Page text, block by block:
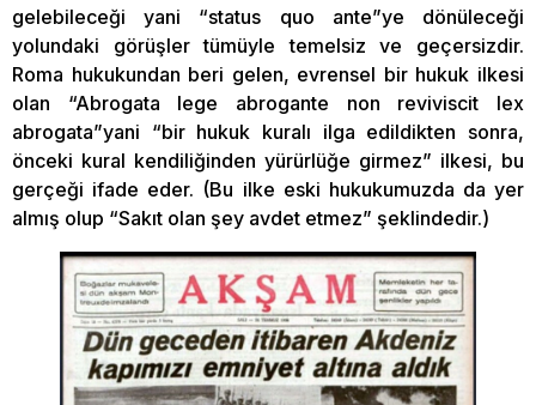
gelebileceği yani “status quo ante”ye dönüleceği
yolundaki görüşler tümüyle temelsiz ve geçersizdir.
Roma hukukundan beri gelen, evrensel bir hukuk ilkesi
olan “Abrogata lege abrogante non reviviscit lex
abrogata”yani “bir hukuk kuralı ilga edildikten sonra,
önceki kural kendiliğinden yürürlüğe girmez” ilkesi, bu
gerçeği ifade eder. (Bu ilke eski hukukumuzda da yer
almış olup “Sakıt olan şey avdet etmez” şeklindedir.)